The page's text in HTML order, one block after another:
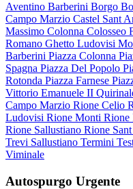
Aventino Barberini Borgo
Campo Marzio Castel Sant
Massimo Colonna Colosseo
Romano Ghetto Ludovisi
Barberini Piazza Colonna
Spagna Piazza Del Popolo
Rotonda Piazza Farnese
Vittorio Emanuele II
Campo Marzio Rione Celio
Ludovisi Rione Monti Rione
Rione Sallustiano Rione
Trevi Sallustiano Termini
Viminale
Autospurgo Urgente